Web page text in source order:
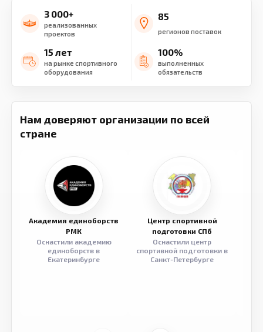
3 000+
реализованных
проектов
85
регионов поставок
15 лет
на рынке спортивного
оборудования
100%
выполненных
обязательств
Нам доверяют организации по всей
стране
Академия единоборств
РМК
Оснастили академию
единоборств в
Екатеринбурге
Центр спортивной
подготовки СПб
Оснастили центр
спортивной подготовки в
Санкт-Петербурге